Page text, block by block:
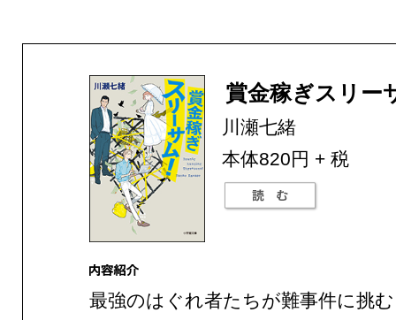
賞金稼ぎスリー
川瀬七緒
本体820円 + 税
最強のはぐれ者たちが難事件に挑